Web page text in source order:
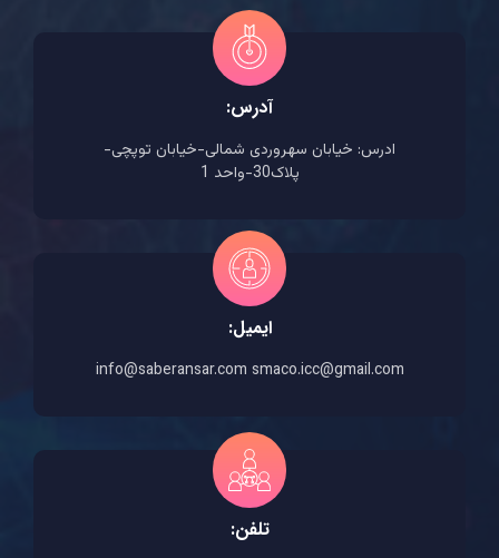
آدرس:
ادرس: خیابان سهروردی شمالی-خیابان توپچی-
پلاک30-واحد 1
ایمیل:
info@saberansar.com smaco.icc@gmail.com
تلفن: